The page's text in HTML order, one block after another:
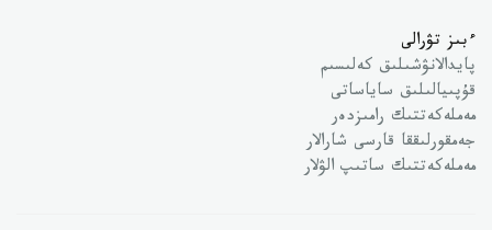
ءبىز تۋرالى
پايدالانۋشىلىق كەلىسىم
قۇپىيالىلىق ساياساتى
مەملەكەتتىك رامىزدەر
جەمقورلىققا قارسى شارالار
مەملەكەتتىك ساتىپ الۋلار